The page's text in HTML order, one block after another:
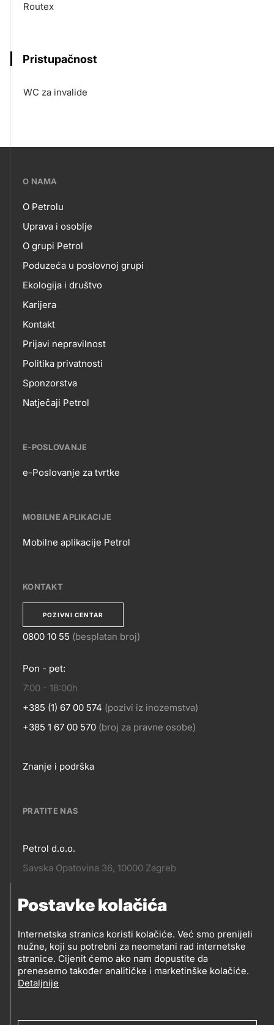
Postavke kolačića
Internetska stranica koristi kolačiće. Već smo prenijeli
nužne, koji su potrebni za neometani rad internetske
stranice. Cijenit ćemo ako nam dopustite da
prenesemo također analitičke i marketinške kolačiće.
Detaljnije
Routex
Pristupačnost
WC za invalide
???
skupno.footer-
title???
O NAMA
O
NAMA
O Petrolu
Uprava i osoblje
O grupi Petrol
Poduzeća u poslovnoj grupi
Ekologija i društvo
Karijera
Kontakt
Prijavi nepravilnost
Politika privatnosti
Sponzorstva
Natječaji Petrol
E-POSLOVANJE
POSLOVANJE
e-Poslovanje za tvrtke
MOBILNE APLIKACIJE
APLIKACIJE
Mobilne aplikacije Petrol
KONTAKT
POZIVNI CENTAR
KONTAKT
0800 10 55 (besplatan broj)
Pon - pet:
7:00 - 18:00h
+385 (1) 67 00 574 (pozivi iz inozemstva)
+385 1 67 00 570 (broj za pravne osobe)
Footer
Znanje i podrška
PRATITE NAS
Pratite
Petrol d.o.o.
Savska Opatovina 36, 10000 Zagreb
Pratite
nas
Social
media
PRATITE PETROL NA